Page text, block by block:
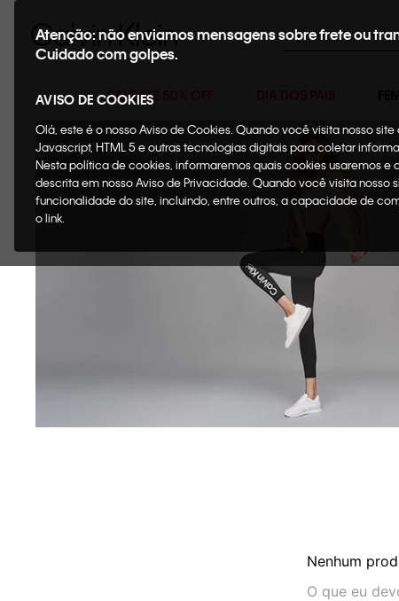
Buscar
SALE ATÉ 50% OFF
Atenção: não enviamos mensagens sobre frete ou
Cuidado com golpes.
AVISO DE COOKIES
Olá, este é o nosso Aviso de Cookies. Quando você visita nosso
Javascript, HTML 5 e outras tecnologias digitais para coletar
Nesta política de cookies, informaremos quais cookies usaremos
descrita em nosso Aviso de Privacidade. Quando você visita
funcionalidade do site, incluindo, entre outros, a capacidade de
o link.
Nenhum
O que eu